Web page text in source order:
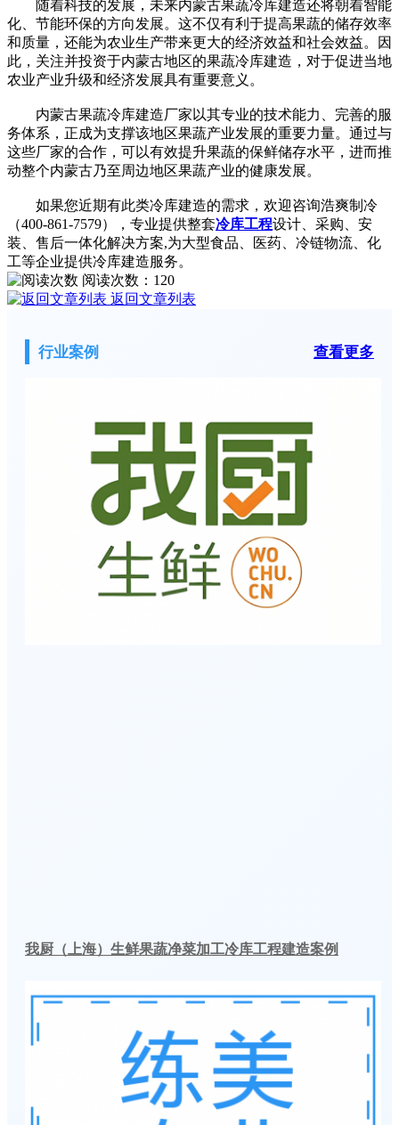
随着科技的发展，未来内蒙古果蔬冷库建造还将朝着智能
化、节能环保的方向发展。这不仅有利于提高果蔬的储存效率
和质量，还能为农业生产带来更大的经济效益和社会效益。因
此，关注并投资于内蒙古地区的果蔬冷库建造，对于促进当地
农业产业升级和经济发展具有重要意义。
内蒙古果蔬冷库建造厂家以其专业的技术能力、完善的服
务体系，正成为支撑该地区果蔬产业发展的重要力量。通过与
这些厂家的合作，可以有效提升果蔬的保鲜储存水平，进而推
动整个内蒙古乃至周边地区果蔬产业的健康发展。
如果您近期有此类冷库建造的需求，欢迎咨询浩爽制冷
（400-861-7579），专业提供整套冷库工程设计、采购、安
装、售后一体化解决方案,为大型食品、医药、冷链物流、化
工等企业提供冷库建造服务。
阅读次数： 120
返回文章列表
行业案例 查看更多
我厨（上海）生鲜果蔬净菜加工冷库工程建造案例